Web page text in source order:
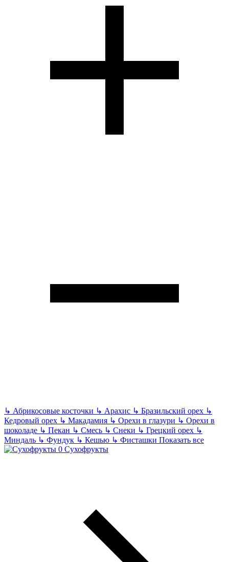
↳ Абрикосовые косточки ↳ Арахис ↳ Бразильский орех ↳
Кедровый орех ↳ Макадамия ↳ Орехи в глазури ↳ Орехи в
шоколаде ↳ Пекан ↳ Смесь ↳ Снеки ↳ Грецкий орех ↳
Миндаль ↳ Фундук ↳ Кешью ↳ Фисташки Показать все
Сухофрукты